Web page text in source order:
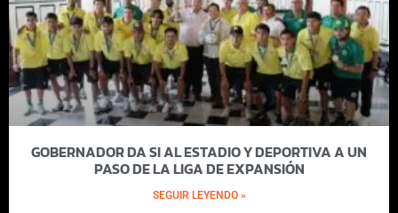
GOBERNADOR DA SI AL ESTADIO Y DEPORTIVA A UN
PASO DE LA LIGA DE EXPANSIÓN
SEGUIR LEYENDO »